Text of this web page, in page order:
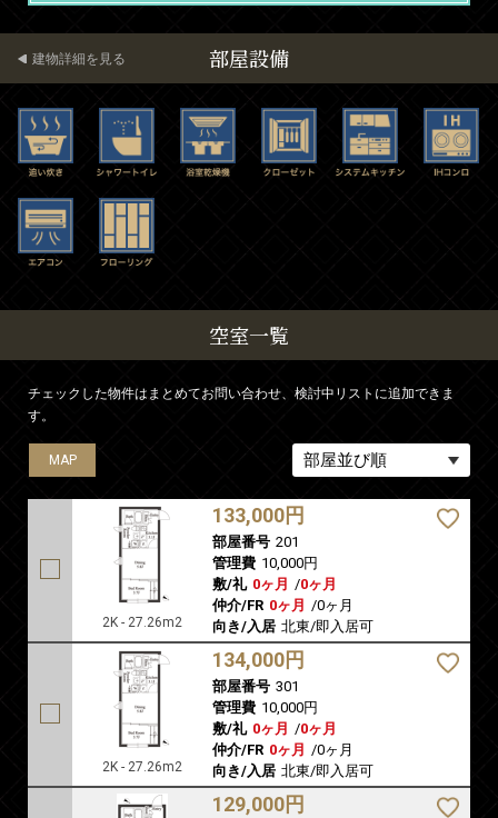
部屋設備
建物詳細を見る
空室一覧
チェックした物件はまとめてお問い合わせ、検討中リストに追加できま
す。
MAP
2K - 27.26m2
133,000円
部屋番号 201
管理費 10,000円
敷/礼 0ヶ月 /0ヶ月
仲介/FR 0ヶ月 /0ヶ月
向き/入居 北東/即入居可
MAP
2K - 27.26m2
134,000円
部屋番号 301
管理費 10,000円
敷/礼 0ヶ月 /0ヶ月
仲介/FR 0ヶ月 /0ヶ月
向き/入居 北東/即入居可
MAP
129,000円
MAP